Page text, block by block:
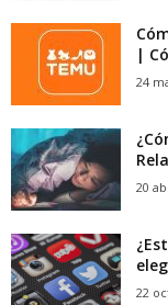
|
24
20
22